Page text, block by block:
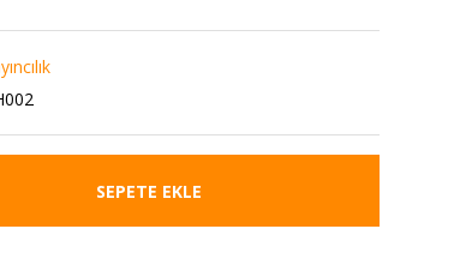
SEPETE EKLE